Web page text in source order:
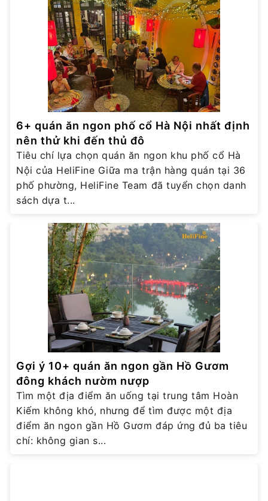
6+ quán ăn ngon phố cổ Hà Nội nhất định
nên thử khi đến thủ đô
Tiêu chí lựa chọn quán ăn ngon khu phố cổ Hà
Nội của HeliFine Giữa ma trận hàng quán tại 36
phố phường, HeliFine Team đã tuyển chọn danh
sách dựa t...
Gợi ý 10+ quán ăn ngon gần Hồ Gươm
đông khách nườm nượp
Tìm một địa điểm ăn uống tại trung tâm Hoàn
Kiếm không khó, nhưng để tìm được một địa
điểm ăn ngon gần Hồ Gươm đáp ứng đủ ba tiêu
chí: không gian s...